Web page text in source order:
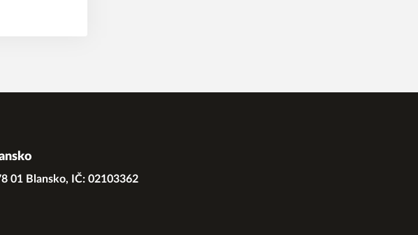
01 Blansko, IČ: 02103362